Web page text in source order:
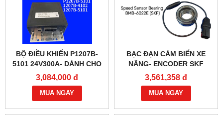
BỘ ĐIỀU KHIỂN P1207B-
5101 24V300A- DÀNH CHO
XE NÂNG
3,084,000 đ
MUA NGAY
BẠC ĐẠN CẢM BIẾN XE
NÂNG- ENCODER SKF
BMB-6022E
3,561,358 đ
MUA NGAY